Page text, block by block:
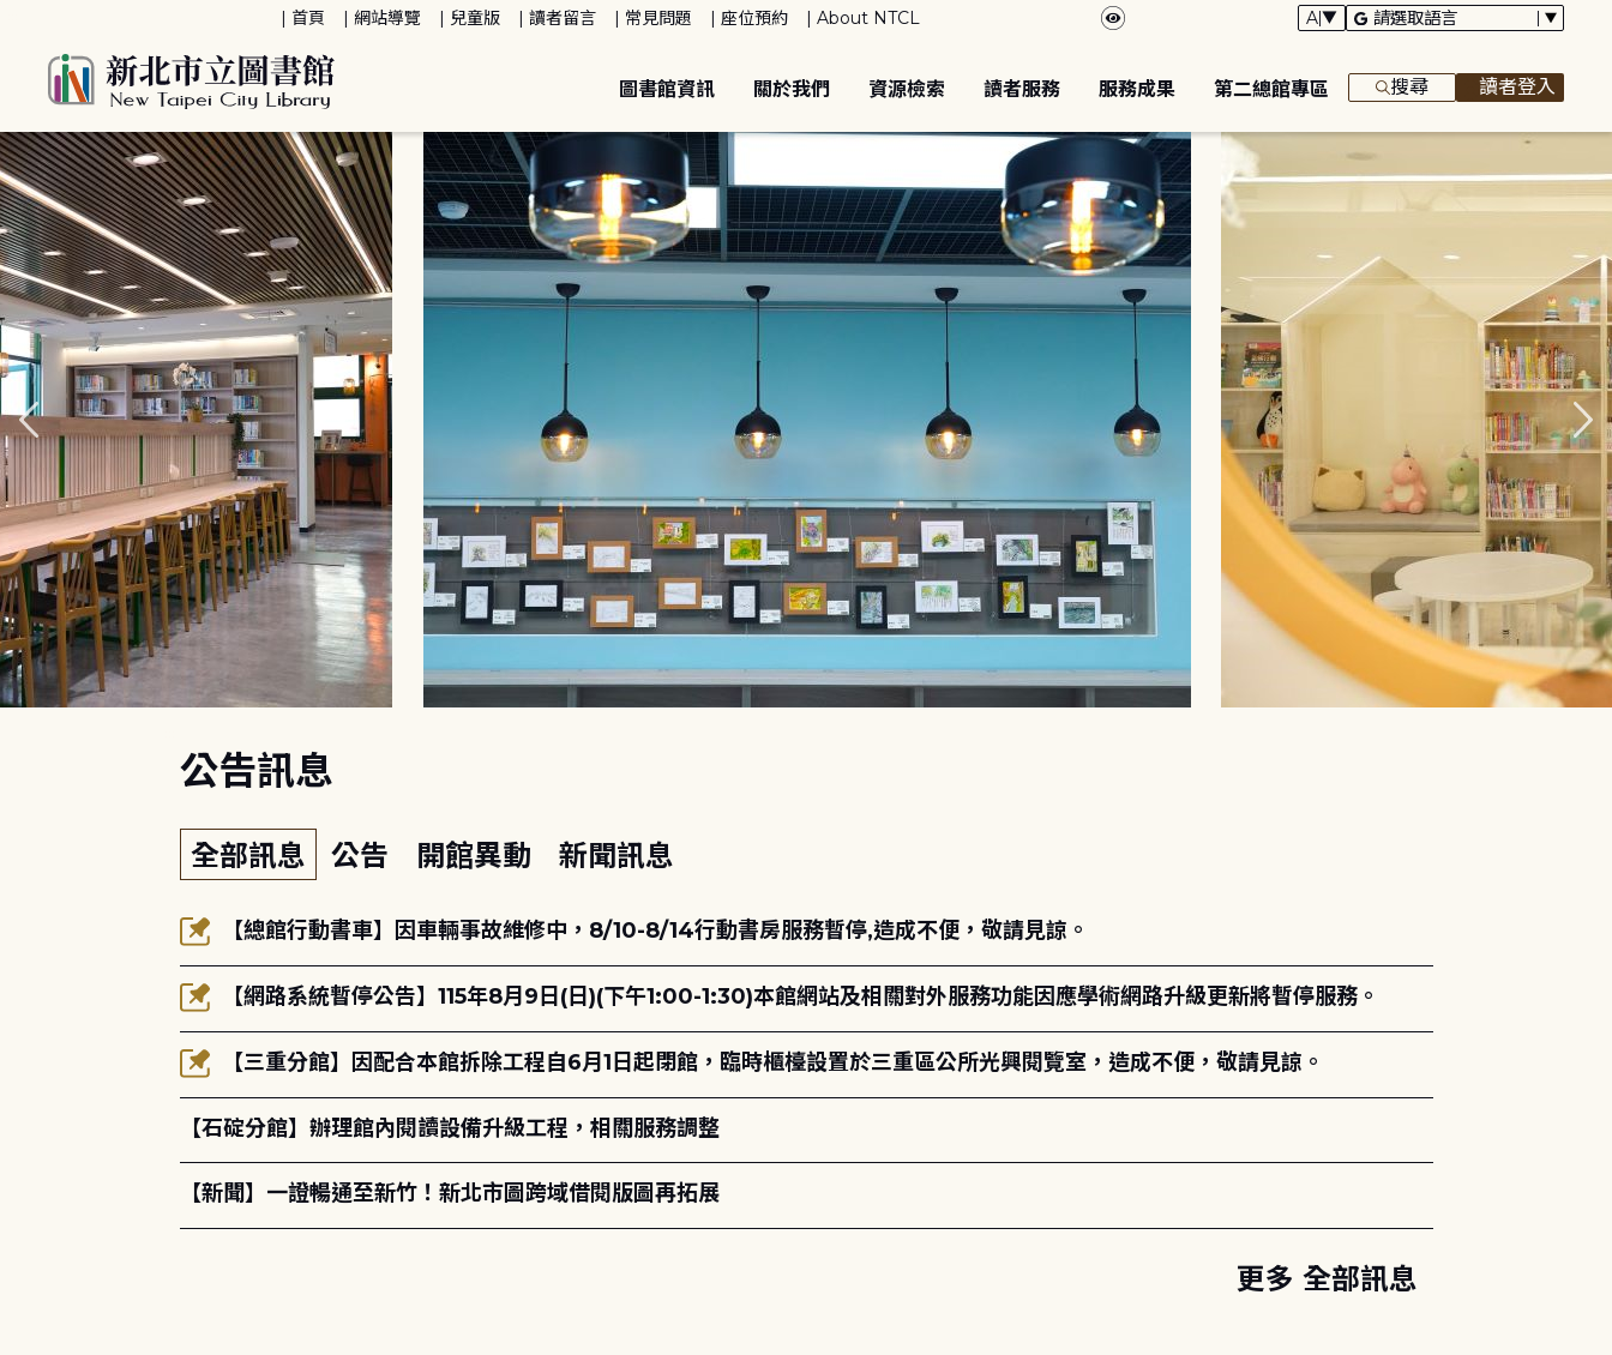
首頁 網站導覽 兒童版 讀者留言 常見問題 座位預約 About NTCL
圖書館資訊 關於我們 資源檢索 讀者服務 服務成果 第二總館專區 搜尋 讀者登入
公告訊息
全部訊息 公告 開館異動 新聞訊息
【總館行動書車】因車輛事故維修中，8/10-8/14行動書房服務暫停,造成不便，敬請見諒。
【網路系統暫停公告】115年8月9日(日)(下午1:00-1:30)本館網站及相關對外服務功能因應學術網路升級更新將暫停服務。
【三重分館】因配合本館拆除工程自6月1日起閉館，臨時櫃檯設置於三重區公所光興閱覽室，造成不便，敬請見諒。
【石碇分館】辦理館內閱讀設備升級工程，相關服務調整
【新聞】一證暢通至新竹！新北市圖跨域借閱版圖再拓展
更多 全部訊息